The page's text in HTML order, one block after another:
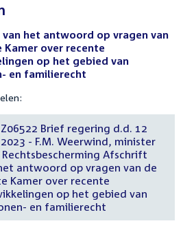
het antwoord op vragen van
Kamer over recente
op het gebied van
en familierecht
Brief regering d.d. 12
- F.M. Weerwind, minister
Afschrift
antwoord op vragen van de
Kamer over recente
op het gebied van
en familierecht